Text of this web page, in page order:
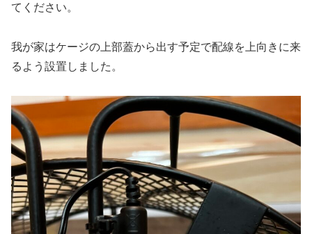
てください。
我が家はケージの上部蓋から出す予定で配線を上向きに来
るよう設置しました。